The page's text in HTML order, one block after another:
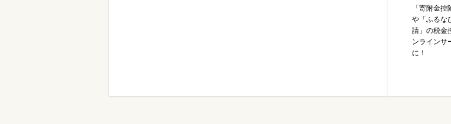
「寄附金控
や「ふるな
請」の税金
ンラインサ
に！